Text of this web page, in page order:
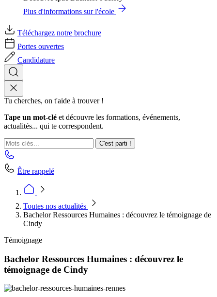
Plus d'informations sur l'école
Téléchargez notre brochure
Portes ouvertes
Candidature
Tu cherches, on t'aide à trouver !
Tape un mot-clé et découvre les formations, événements,
actualités... qui te correspondent.
C'est parti !
Être rappelé
Toutes nos actualités
Bachelor Ressources Humaines : découvrez le témoignage de
Cindy
Témoignage
Bachelor Ressources Humaines : découvrez le
témoignage de Cindy